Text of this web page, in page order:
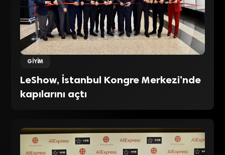
GIYIM
LeShow, İstanbul Kongre Merkezi’nde
kapılarını açtı